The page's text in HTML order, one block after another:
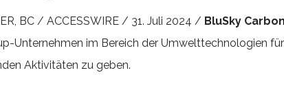
BC / ACCESSWIRE / 31. Juli 2024 / BluSky
Unternehmen im Bereich der Umwelttechnologien
Aktivitäten zu geben.